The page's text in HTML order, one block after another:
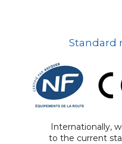
Standard
Internationally,
to the current